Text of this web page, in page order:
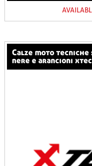
calze moto tecniche sportive invernali compression
nere e arancioni